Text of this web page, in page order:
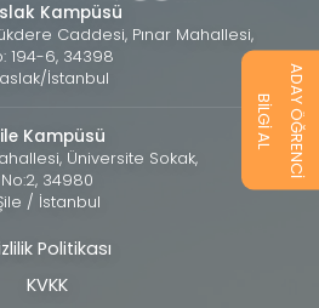
Kampüsü
Caddesi, Pınar Mahallesi,
194-6, 34398
İstanbul
Kampüsü
Üniversite Sokak,
No:2, 34980
/ İstanbul
Alt
bilgi
Politikası
KVKK
BİLGİ AL ADAY ÖĞRENCİ